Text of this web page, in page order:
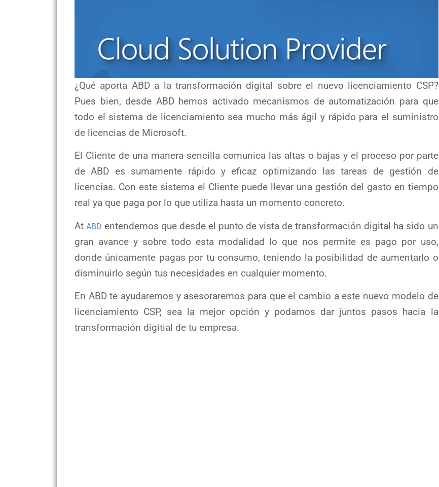
¿Qué aporta ABD a la transformación digital sobre el nuevo licenciamiento CSP?
Pues bien, desde ABD hemos activado mecanismos de automatización para que
todo el sistema de licenciamiento sea mucho más ágil y rápido para el suministro
de licencias de Microsoft.
El Cliente de una manera sencilla comunica las altas o bajas y el proceso por parte
de ABD es sumamente rápido y eficaz optimizando las tareas de gestión de
licencias. Con este sistema el Cliente puede llevar una gestión del gasto en tiempo
real ya que paga por lo que utiliza hasta un momento concreto.
AtABD entendemos que desde el punto de vista de transformación digital ha sido un
gran avance y sobre todo esta modalidad lo que nos permite es pago por uso,
donde únicamente pagas por tu consumo, teniendo la posibilidad de aumentarlo o
disminuirlo según tus necesidades en cualquier momento.
En ABD te ayudaremos y asesoraremos para que el cambio a este nuevo modelo de
licenciamiento CSP, sea la mejor opción y podamos dar juntos pasos hacia la
transformación digitial de tu empresa.